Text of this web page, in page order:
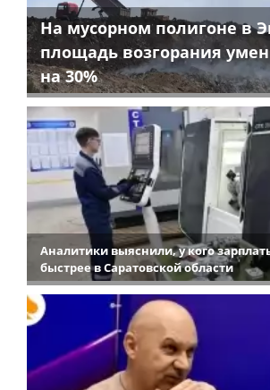
На мусорном полигоне в
площадь возгорания
на 30%
Аналитики выяснили, у кого
быстрее в Саратовской области